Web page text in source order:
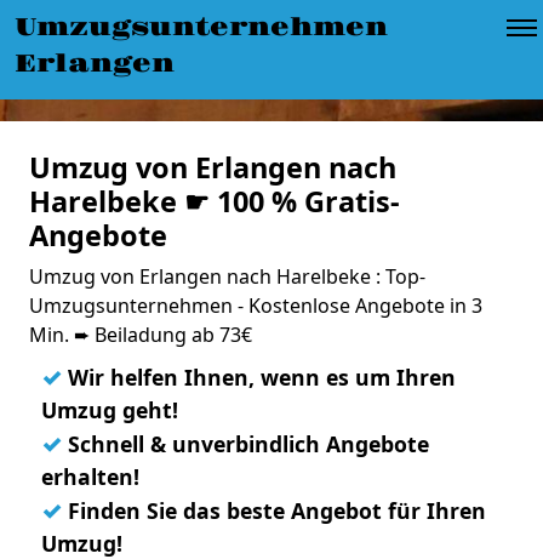
Umzugsunternehmen
Erlangen
Umzug von Erlangen nach
Harelbeke ☛ 100 % Gratis-
Angebote
Umzug von Erlangen nach Harelbeke : Top-
Umzugsunternehmen - Kostenlose Angebote in 3
Min. ➨ Beiladung ab 73€
✓ Wir helfen Ihnen, wenn es um Ihren
Umzug geht!
✓ Schnell & unverbindlich Angebote
erhalten!
✓ Finden Sie das beste Angebot für Ihren
Umzug!